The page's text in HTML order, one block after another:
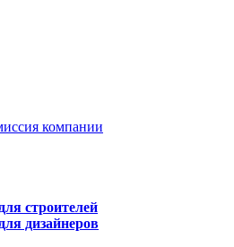
компании
строителей
дизайнеров